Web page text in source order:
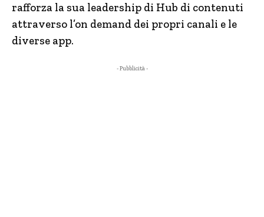
rafforza la sua leadership di Hub di contenuti
attraverso l’on demand dei propri canali e le
diverse app.
- Pubblicità -